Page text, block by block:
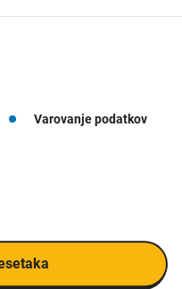
Varovanje podatkov